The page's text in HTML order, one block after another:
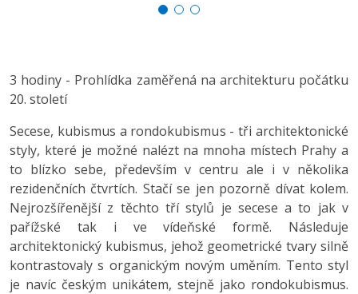
3 hodiny - Prohlídka zaměřená na architekturu počátku
20. století
Secese, kubismus a rondokubismus - tři architektonické
styly, které je možné nalézt na mnoha místech Prahy a
to blízko sebe, především v centru ale i v několika
rezidenčních čtvrtích. Stačí se jen pozorně dívat kolem.
Nejrozšířenější z těchto tří stylů je secese a to jak v
pařížské tak i ve vídeňské formě. Následuje
architektonický kubismus, jehož geometrické tvary silně
kontrastovaly s organickým novým uměním. Tento styl
je navíc českým unikátem, stejně jako rondokubismus.